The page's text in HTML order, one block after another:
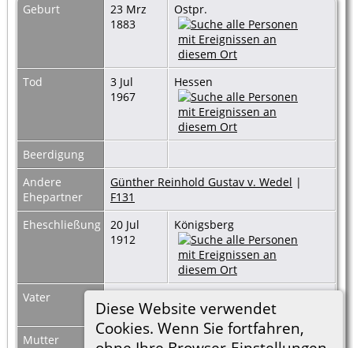
Diese Website verwendet
Cookies. Wenn Sie fortfahren,
Geburt
23 Mrz
1883
Ostpr.
Tod
3 Jul
1967
Hessen
Beerdigung
Andere
Ehepartner
Günther Reinhold Gustav v. Wedel |
F131
Eheschließung
20 Jul
1912
Königsberg
Vater
Familienblatt
Mutter
Catharina Anna Elfriede v. der Groeben